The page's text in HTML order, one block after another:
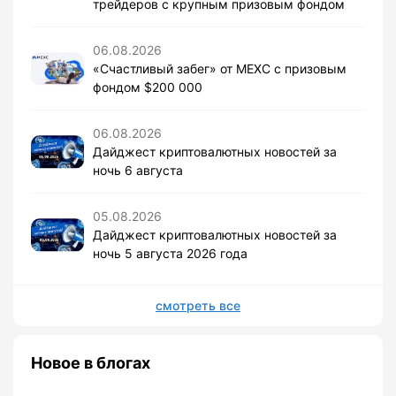
трейдеров с крупным призовым фондом
06.08.2026
«Счастливый забег» от MEXC с призовым
фондом $200 000
06.08.2026
Дайджест криптовалютных новостей за
ночь 6 августа
05.08.2026
Дайджест криптовалютных новостей за
ночь 5 августа 2026 года
смотреть все
Новое в блогах